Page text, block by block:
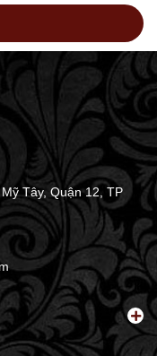
Tây, Quận 12, TP